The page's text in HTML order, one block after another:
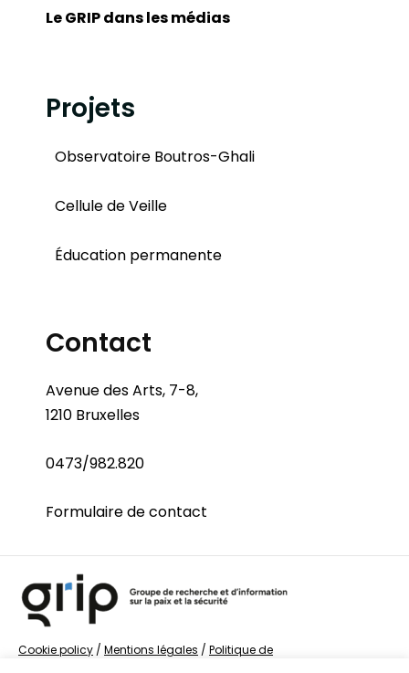
Le GRIP dans les médias
Projets
Observatoire Boutros-Ghali
Cellule de Veille
Éducation permanente
Contact
Avenue des Arts, 7-8,
1210 Bruxelles
0473/982.820
Formulaire de contact
Cookie policy / Mentions légales / Politique de